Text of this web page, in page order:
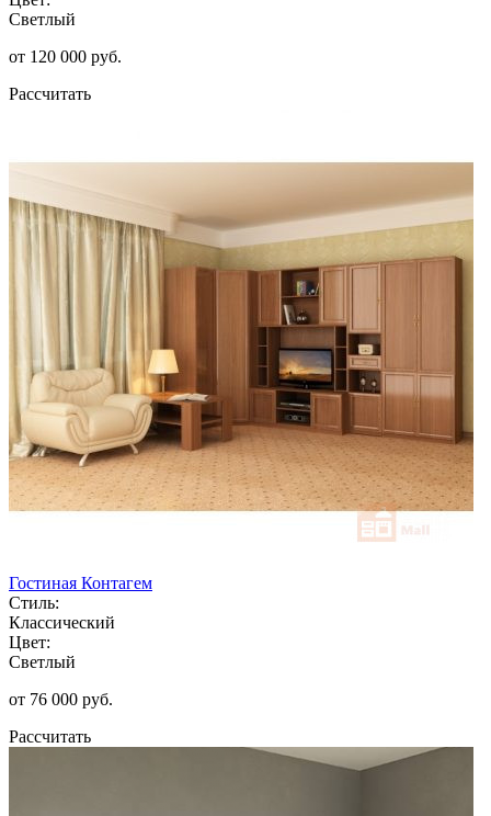
Светлый
от 120 000 руб.
Рассчитать
Гостиная Контагем
Стиль:
Классический
Цвет:
Светлый
от 76 000 руб.
Рассчитать